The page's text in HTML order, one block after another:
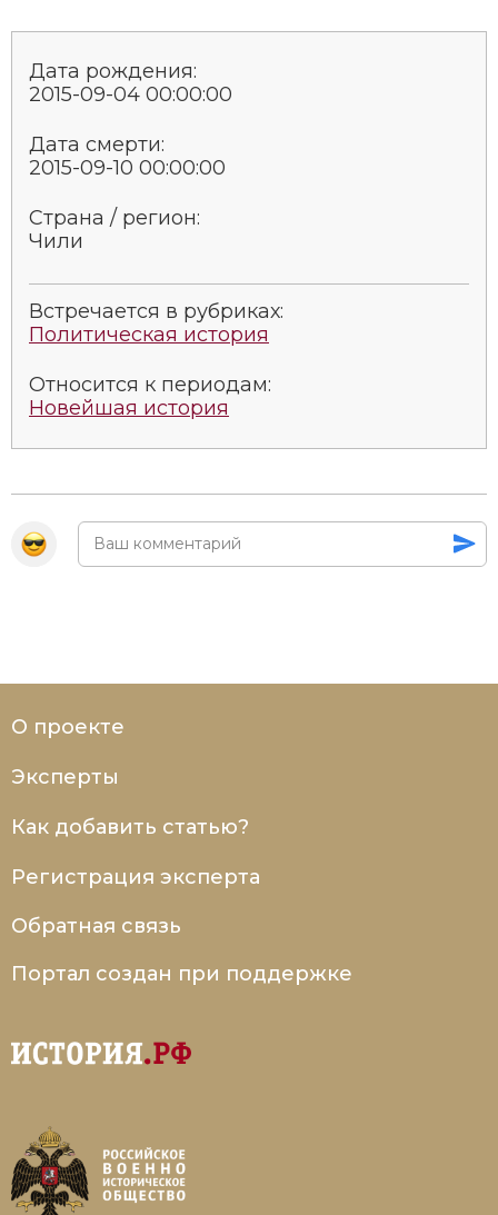
Революции и народные движения
Религия и церковь
Россия
Социально-экономическая история
Специальные исторические дисциплины
СССР
Южная Америка
Дата рождения:
2015-09-04 00:00:00
Дата смерти:
2015-09-10 00:00:00
Страна / регион:
Чили
Встречается в рубриках:
Политическая история
Относится к периодам:
Новейшая история
О проекте
Эксперты
Как добавить статью?
Регистрация эксперта
Обратная связь
Портал создан при поддержке